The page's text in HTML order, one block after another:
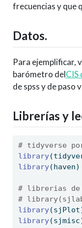
frecuencias y que
Datos.
Para ejemplificar,
barómetro delCIS
de spss y de paso
Librerías y
# tidyverse
library
library(haven)
# librerias de
#
library
library